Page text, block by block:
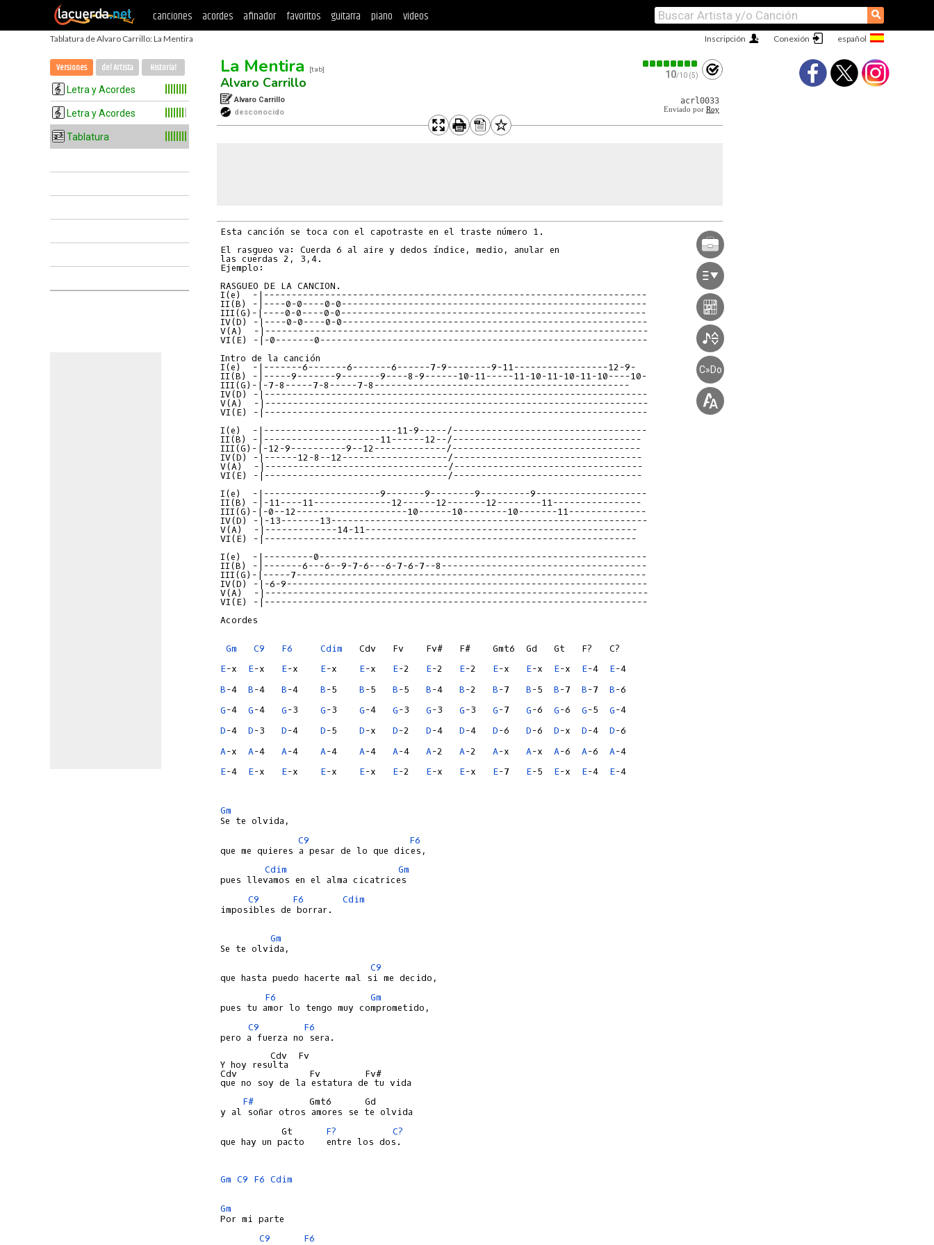
canciones acordes afinador favoritos guitarra piano videos ⚲
Tablatura de Alvaro Carrillo: La Mentira Conexión
Inscripción
Versiones del Artista Historial
Letra y Acordes
Letra y Acordes
Tablatura
La Mentira [tab]
Alvaro Carrillo 10/10 (5)
Alvaro Carrillo
desconocido
acrl0033
Enviado por Roy
C»Do
Esta canción se toca con el capotraste en el traste número 1.
El rasgueo va: Cuerda 6 al aire y dedos índice, medio, anular en
las cuerdas 2, 3,4.
Ejemplo:
I(e)  -|---------------------------------------------------------------------
II(B) -|----0-0----0-0-------------------------------------------------------
III(G)-|----0-0----0-0-------------------------------------------------------
IV(D) -|----0-0----0-0-------------------------------------------------------
V(A)  -|---------------------------------------------------------------------
VI(E) -|-0-------0-----------------------------------------------------------
I(e)  -|-------6-------6-------6------7-9--------9-11-----------------12-9-
II(B) -|-----9-------9-------9----8-9------10-11-----11-10-11-10-11-10----10-
III(G)-|-7-8-----7-8-----7-8----------------------------------------------
IV(D) -|---------------------------------------------------------------------
V(A)  -|---------------------------------------------------------------------
VI(E) -|---------------------------------------------------------------------
I(e)  -|------------------------11-9-----/-----------------------------------
II(B) -|---------------------11------12--/----------------------------------
III(G)-|-12-9----------9--12-------------/----------------------------------
IV(D) -|------12-8--12-------------------/----------------------------------
V(A)  -|---------------------------------/----------------------------------
VI(E) -|---------------------------------/----------------------------------
I(e)  -|---------------------9-------9--------9---------9--------------------
II(B) -|-11----11--------------12------12-------12--------11----------------
III(G)-|-0--12--------------------10------10--------10-------11--------------
IV(D) -|-13-------13---------------------------------------------------------
V(A)  -|-------------14-11-------------------------------------------------
VI(E) -|-------------------------------------------------------------------
I(e)  -|---------0-----------------------------------------------------------
II(B) -|-------6---6--9-7-6---6-7-6-7--8-------------------------------------
III(G)-|-----7---------------------------------------------------------------
IV(D) -|-6-9-----------------------------------------------------------------
V(A)  -|---------------------------------------------------------------------
VI(E) -|---------------------------------------------------------------------
Acordes
Gm C9 F6 Cdim
E-x E-x E-x E-x E-x E-2 E-2 E-2 E-x E-x E-x E-4 E
B-4 B-4 B-4 B-5 B-5 B-5 B-4 B-2 B-7 B-5 B-7 B-7 B
G-4 G-4 G-3 G-3 G-4 G-3 G-3 G-3 G-7 G-6 G-6 G-5 G
D-4 D-3 D-4 D-5 D-x D-2 D-4 D-4 D-6 D-6 D-x D-4 D
A-x A-4 A-4 A-4 A-4 A-4 A-2 A-2 A-x A-x A-6 A-6 A
E-4 E-x E-x E-x E-x E-2 E-x E-x E-7 E-5 E-x E-4 E-4
Gm
C9
F6
Cdim
Gm
C9
F6
Cdim
imposibles de borrar.
Gm
C9
F6
Gm
C9
F6
pero a fuerza no sera.
         Cdv  Fv
Y hoy resulta
Cdv             Fv        Fv#
F#
          Gmt6      Gd
           Gt
F?
C?
que hay un pacto    entre los dos.
Gm C9 F6 Cdim
Gm
C9
F6